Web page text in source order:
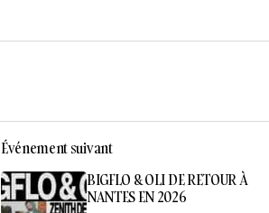
Événement suivant
BIGFLO & OLI DE RETOUR À
NANTES EN 2026